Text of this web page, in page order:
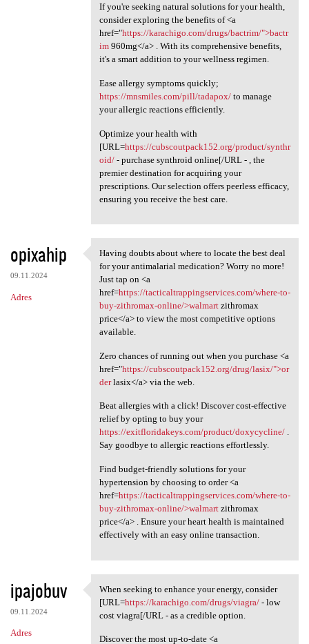
If you're seeking natural solutions for your health,
consider exploring the benefits of <a
href="https://karachigo.com/drugs/bactrim/">bactr
im960mg</a> . With its comprehensive benefits,
it's a smart addition to your wellness regimen.
Ease allergy symptoms quickly;
https://mnsmiles.com/pill/tadapox/to manage
your allergic reactions efficiently.
Optimize your health with
[URL=https://cubscoutpack152.org/product/synthr
oid/- purchase synthroid online[/URL - , the
premier destination for acquiring your
prescriptions. Our selection offers peerless efficacy,
ensuring you receive the best care.
opixahip
09.11.2024
Adres
Having doubts about where to
Having doubts about where to locate the best deal
for your antimalarial medication? Worry no more!
Just tap on <a
href=https://tacticaltrappingservices.com/where-to-
buy-zithromax-online/>walmartzithromax
price</a> to view the most competitive options
available.
Zero chances of running out when you purchase <a
href="https://cubscoutpack152.org/drug/lasix/">or
derlasix</a> via the web.
Beat allergies with a click! Discover cost-effective
relief by opting to buy your
https://exitfloridakeys.com/product/doxycycline/.
Say goodbye to allergic reactions effortlessly.
Find budget-friendly solutions for your
hypertension by choosing to order <a
href=https://tacticaltrappingservices.com/where-to-
buy-zithromax-online/>walmartzithromax
price</a> . Ensure your heart health is maintained
effectively with an easy online transaction.
ipajobuv
09.11.2024
Adres
When seeking to enhance your
When seeking to enhance your energy, consider
[URL=https://karachigo.com/drugs/viagra/- low
cost viagra[/URL - as a credible option.
Discover the most up-to-date <a